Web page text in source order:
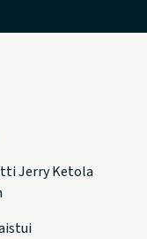
Jerry Ketola